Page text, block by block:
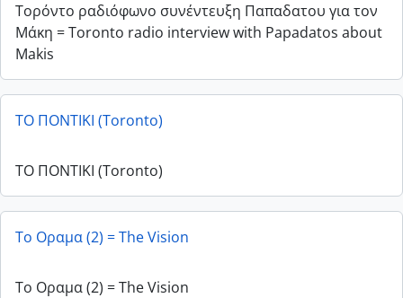
Τορόντο ραδιόφωνο συνέντευξη Παπαδατου για τον
Μάκη = Toronto radio interview with Papadatos about
Makis
ΤΟ ΠΟΝΤΙΚΙ (Toronto)
ΤΟ ΠΟΝΤΙΚΙ (Toronto)
Το Οραμα (2) = The Vision
Το Οραμα (2) = The Vision